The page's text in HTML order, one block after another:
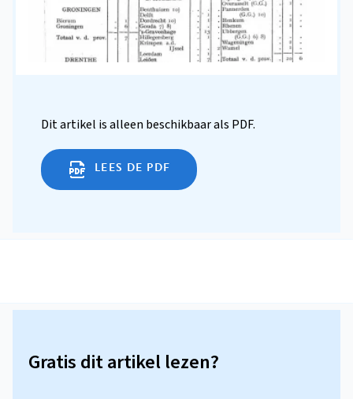
Dit artikel is alleen beschikbaar als PDF.
LEES DE PDF
Gratis dit artikel lezen?